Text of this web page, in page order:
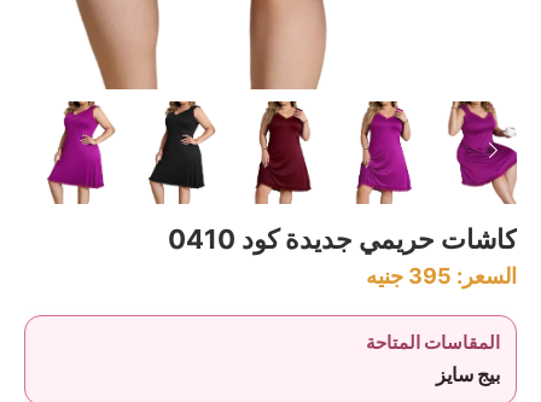
كاشات حريمي جديدة كود 0410
السعر: 395 جنيه
المقاسات المتاحة
بيج سايز